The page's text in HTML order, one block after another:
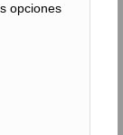
opciones